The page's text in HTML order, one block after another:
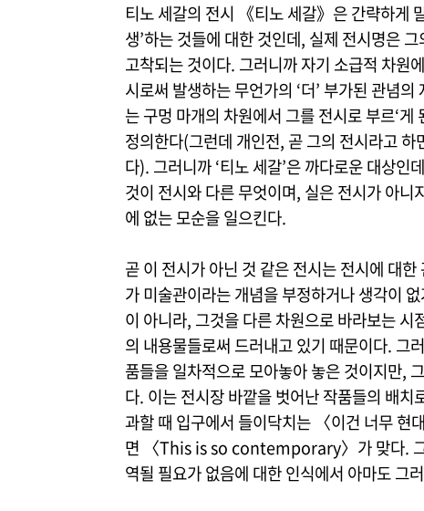
티노 세갈의 전시 《티노 세갈》은 간략하게
생’하는 것들에 대한 것인데, 실제 전시명은
고착되는 것이다. 그러니까 자기 소급적 차원
시로써 발생하는 무언가의 ‘더’ 부가된 관념
는 구멍 마개의 차원에서 그를 전시로 부르‘
정의한다(그런데 개인전, 곧 그의 전시라고
다). 그러니까 ‘티노 세갈’은 까다로운 대상인
것이 전시와 다른 무엇이며, 실은 전시가 아
에 없는 모순을 일으킨다.
곧 이 전시가 아닌 것 같은 전시는 전시에 대
가 미술관이라는 개념을 부정하거나 생각이
이 아니라, 그것을 다른 차원으로 바라보는
의 내용물들로써 드러내고 있기 때문이다. 그
품들을 일차적으로 모아놓아 놓은 것이지만,
다. 이는 전시장 바깥을 벗어난 작품들의 배
과할 때 입구에서 들이닥치는 〈이건 너무
면 〈This is so contemporary〉가 맞다. 그
역될 필요가 없음에 대한 인식에서 아마도 그